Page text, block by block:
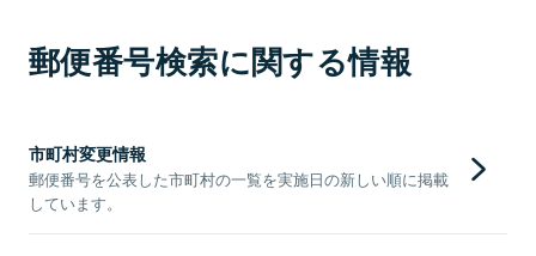
郵便番号検索に関する情報
市町村変更情報
郵便番号を公表した市町村の一覧を実施日の新しい順に掲載
しています。